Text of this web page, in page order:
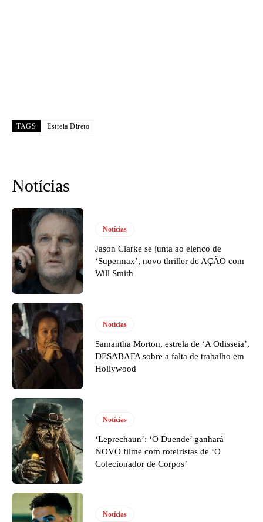
TAGS Estreia Direto
Notícias
Notícias
Jason Clarke se junta ao elenco de
‘Supermax’, novo thriller de AÇÃO com
Will Smith
Notícias
Samantha Morton, estrela de ‘A Odisseia’,
DESABAFA sobre a falta de trabalho em
Hollywood
Notícias
‘Leprechaun’: ‘O Duende’ ganhará
NOVO filme com roteiristas de ‘O
Colecionador de Corpos’
Notícias